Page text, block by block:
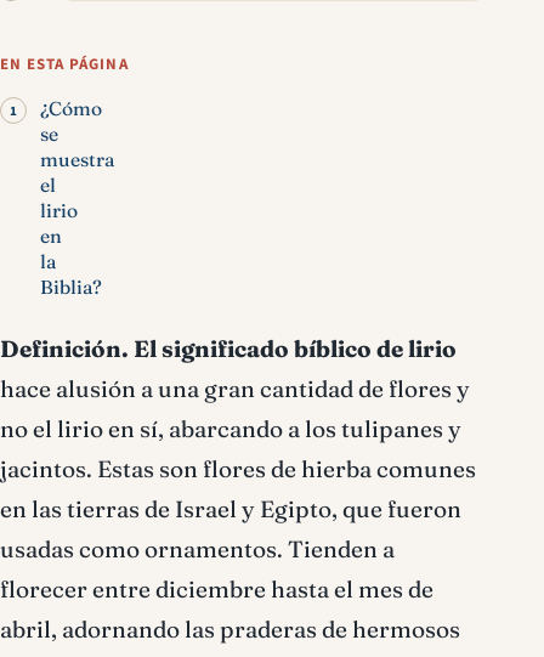
EN ESTA PÁGINA
¿Cómo
se
muestra
el
lirio
en
la
Biblia?
Definición. El significado bíblico de lirio
hace alusión a una gran cantidad de flores y
no el lirio en sí, abarcando a los tulipanes y
jacintos. Estas son flores de hierba comunes
en las tierras de Israel y Egipto, que fueron
usadas como ornamentos. Tienden a
florecer entre diciembre hasta el mes de
abril, adornando las praderas de hermosos